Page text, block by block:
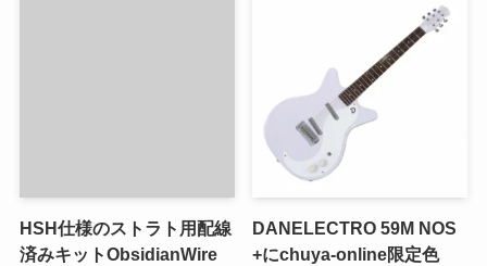
HSH仕様のストラト用配線
済みキットObsidianWire
DANELECTRO 59M NOS
+にchuya-online限定色